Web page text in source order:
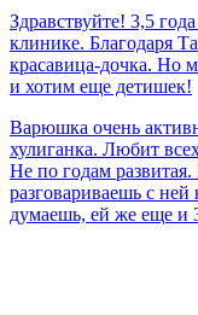
Здравствуйте! 3,5
клинике. Благодаря
красавица-дочка. Но
и хотим еще детишек!
Варюшка очень
хулиганка. Любит
Не по годам
разговариваешь с
думаешь, ей же еще и